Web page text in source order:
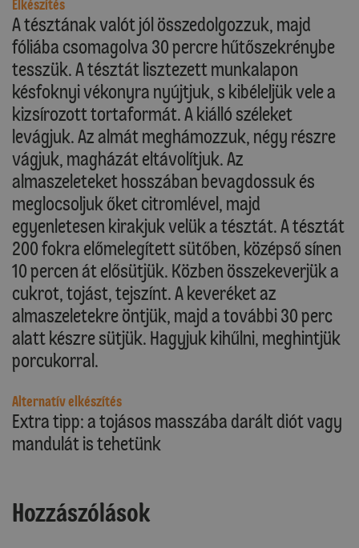
Elkészítés
A tésztának valót jól összedolgozzuk, majd
fóliába csomagolva 30 percre hűtőszekrénybe
tesszük. A tésztát lisztezett munkalapon
késfoknyi vékonyra nyújtjuk, s kibéleljük vele a
kizsírozott tortaformát. A kiálló széleket
levágjuk. Az almát meghámozzuk, négy részre
vágjuk, magházát eltávolítjuk. Az
almaszeleteket hosszában bevagdossuk és
meglocsoljuk őket citromlével, majd
egyenletesen kirakjuk velük a tésztát. A tésztát
200 fokra előmelegített sütőben, középső sínen
10 percen át elősütjük. Közben összekeverjük a
cukrot, tojást, tejszínt. A keveréket az
almaszeletekre öntjük, majd a további 30 perc
alatt készre sütjük. Hagyjuk kihűlni, meghintjük
porcukorral.
Alternatív elkészítés
Extra tipp: a tojásos masszába darált diót vagy
mandulát is tehetünk
Hozzászólások